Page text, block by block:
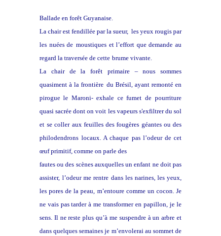
Ballade en forêt Guyanaise.
La chair est fendillée par la sueur, les yeux rougis par
les nuées de moustiques et l’effort que demande au
regard la traversée de cette brume vivante.
La chair de la forêt primaire – nous sommes
quasiment à la frontière du Brésil, ayant remonté en
pirogue le Maroni- exhale ce fumet de pourriture
quasi sacrée dont on voit les vapeurs s'exfiltrer du sol
et se coller aux feuilles des fougères géantes ou des
philodendrons locaux. A chaque pas l’odeur de cet
œuf primitif, comme on parle des
fautes ou des scènes auxquelles un enfant ne doit pas
assister, l’odeur me rentre dans les narines, les yeux,
les pores de la peau, m’entoure comme un cocon. Je
ne vais pas tarder à me transformer en papillon, je le
sens. Il ne reste plus qu’à me suspendre à un arbre et
dans quelques semaines je m’envolerai au sommet de